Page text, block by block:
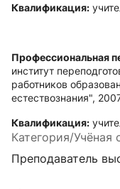
Квалификация:
Профессиональная
институт
работников
естествознания",
Квалификация:
Категория/Учёная
Преподаватель